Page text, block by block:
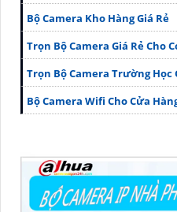
Bộ Camera Kho Hàng Giá Rẻ
Trọn Bộ Camera Giá Rẻ Cho
Trọn Bộ Camera Trường Học
Bộ Camera Wifi Cho Cửa